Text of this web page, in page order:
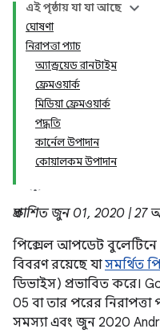
এই পৃষ্ঠায় যা যা আছে
ঘোষণা
নিরাপত্তা প্যাচ
অ্যান্ড্রয়েড রানটাইম
ফ্রেমওয়ার্ক
মিডিয়া ফ্রেমওয়ার্ক
পদ্ধতি
কার্নেল উপাদান
কোয়ালকম উপাদান
প্রকাশিত জুন 01, 2020 |
পিক্সেল আপডেট বুলেটিনে
বিবরণ রয়েছে যাসমর্থিত
ডিভাইস) প্রভাবিত করে।
05 বা তার পরের
সমস্যা এবং জুন 2020